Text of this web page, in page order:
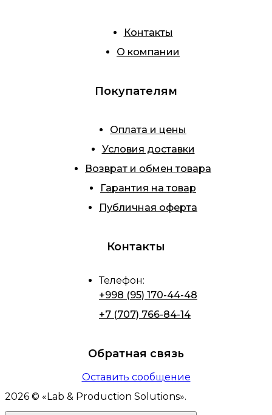
Контакты
О компании
Покупателям
Оплата и цены
Условия доставки
Возврат и обмен товара
Гарантия на товар
Публичная оферта
Контакты
Телефон:
+998 (95) 170-44-48
+7 (707) 766-84-14
Обратная связь
Оставить сообщение
2026 © « Lab & Production Solutions».